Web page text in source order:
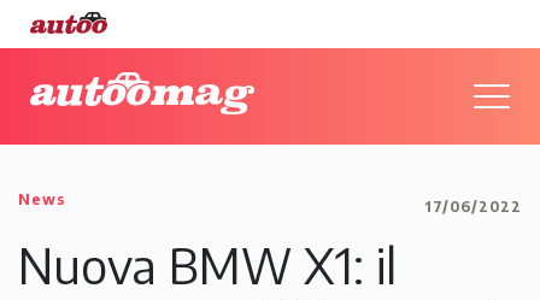
News 17/06/2022
Nuova BMW X1: il